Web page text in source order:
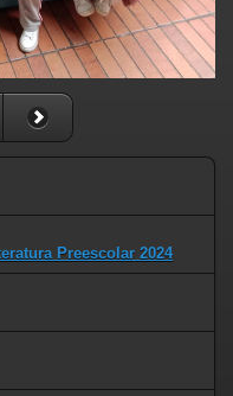
Preescolar 2024